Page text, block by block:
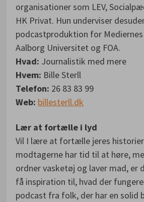
organisationer som LEV,
HK Privat. Hun underviser
podcastproduktion for
Aalborg Universitet og FOA.
Hvad: Journalistik med mere
Hvem: Bille Sterll
Telefon: 26 83 83 99
Web: billesterll.dk
Lær at fortælle i lyd
Vil I lære at fortælle jeres
modtagerne har tid til at høre,
ordner vasketøj og laver mad, er
få inspiration til, hvad der
podcast fra folk, der har en solid